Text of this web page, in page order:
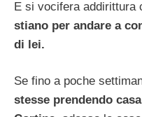
E si vocifera addirittura
stiano per andare a
di lei.
Se fino a poche
stesse prendendo